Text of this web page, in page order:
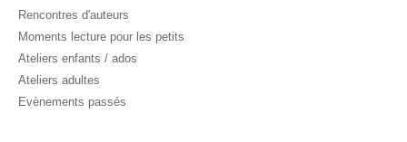
Rencontres d'auteurs
Moments lecture pour les petits
Ateliers enfants / ados
Ateliers adultes
Evènements passés